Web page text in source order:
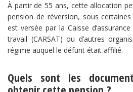
À partir de 55 ans, cette allocation
pension de réversion, sous
est versée par la Caisse
travail (CARSAT) ou d’autres
régime auquel le défunt était affilié.
Quels sont les